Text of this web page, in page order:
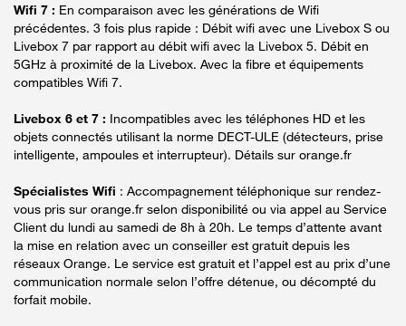
Wifi 7 : En comparaison avec les générations de Wifi
précédentes. 3 fois plus rapide : Débit wifi avec une Livebox S ou
Livebox 7 par rapport au débit wifi avec la Livebox 5. Débit en
5GHz à proximité de la Livebox. Avec la fibre et équipements
compatibles Wifi 7.
Livebox 6 et 7 : Incompatibles avec les téléphones HD et les
objets connectés utilisant la norme DECT-ULE (détecteurs, prise
intelligente, ampoules et interrupteur). Détails sur orange.fr
Spécialistes Wifi : Accompagnement téléphonique sur rendez-
vous pris sur orange.fr selon disponibilité ou via appel au Service
Client du lundi au samedi de 8h à 20h. Le temps d’attente avant
la mise en relation avec un conseiller est gratuit depuis les
réseaux Orange. Le service est gratuit et l’appel est au prix d’une
communication normale selon l’offre détenue, ou décompté du
forfait mobile.